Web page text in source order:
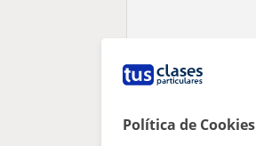
Política de Cookies